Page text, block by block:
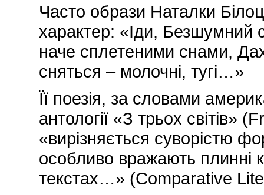
Часто образи Наталки
характер: «Іди,
наче сплетеними снами,
сняться – молочні, тугі…»
Її поезія, за словами
антології «З трьох
«вирізняється суворістю
особливо вражають плинні
текстах…» (Comparative